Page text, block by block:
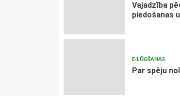
Vajadzība
piedošanas
E-LŪGŠANAS
Par spēju